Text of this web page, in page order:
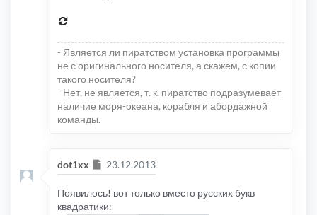
- Является ли пиратством установка программы
не с оригинального носителя, а скажем, с копии
такого носителя?
- Нет, не является, т. к. пиратство подразумевает
наличие моря-океана, корабля и абордажной
команды.
dot1xx Сообщение
23.12.2013
Появилось! вот только вместо русских букв
квадратики: